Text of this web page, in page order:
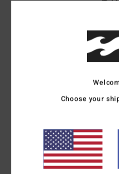
Rapport qualité / prix: 3
5/
24 mai 2026
/5 Rapport qualité / prix
Choose your